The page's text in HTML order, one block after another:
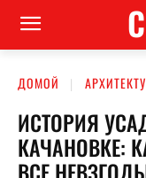
ДОМОЙ
ИСТОРИЯ
КАЧАНОВКЕ: